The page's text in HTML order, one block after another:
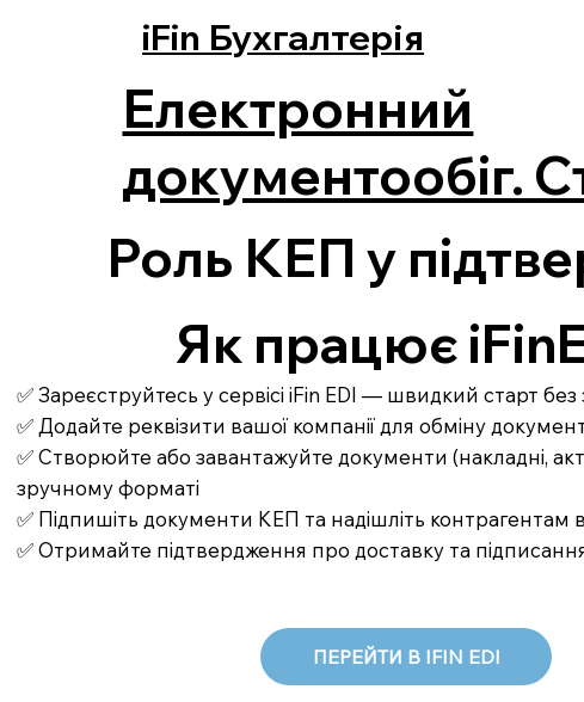
iFin Бухгалтерія
Електронний
документообіг.
Роль КЕП у
✅ Зареєструйтесь у сервісі iFin EDI — швидкий старт
✅ Додайте реквізити вашої компанії для обміну
✅ Створюйте або завантажуйте документи (накладні,
зручному форматі
✅ Підпишіть документи КЕП та надішліть контрагентам
✅ Отримайте підтвердження про доставку та
Як працює
ПЕРЕЙТИ В IFIN EDI